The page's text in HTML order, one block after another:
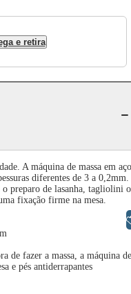
e retira
A máquina de massa em aço
diferentes de 3 a 0,2mm.
o preparo de lasanha, tagliolini
fixação firme na mesa.
de fazer a massa, a máquina de
e pés antiderrapantes